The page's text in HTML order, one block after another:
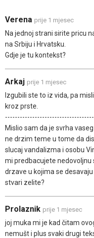
Verena prije 1 mjesec
Na jednoj strani sirite pricu
na Srbiju i Hrvatsku.
Gdje je tu kontekst?
Arkaj prije 1 mjesec
Izgubili ste to iz vida, pa
kroz prste.
Mislio sam da je svrha
ne drzim teme u tome da
slucaj vandalizma i osobu
mi predbacujete nedovoljnu
drzave u kojima se
stvari zelite?
Prolaznik prije 1 mjesec
joj muka mi je kad čitam
nemušt i plus svaki drugi